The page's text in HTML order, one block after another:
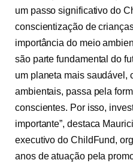
um passo significativo do
conscientização de
importância do meio
são parte fundamental do
um planeta mais saudável,
ambientais, passa pela
conscientes. Por isso,
importante”, destaca
executivo do ChildFund,
anos de atuação pela